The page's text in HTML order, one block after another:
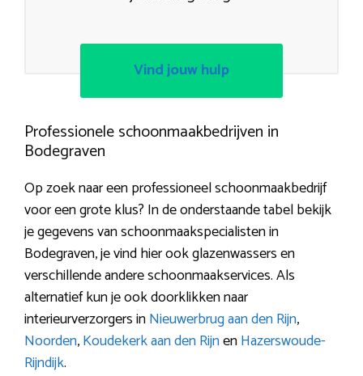
Vind jouw hulp
Professionele schoonmaakbedrijven in
Bodegraven
Op zoek naar een professioneel schoonmaakbedrijf
voor een grote klus? In de onderstaande tabel bekijk
je gegevens van schoonmaakspecialisten in
Bodegraven, je vind hier ook glazenwassers en
verschillende andere schoonmaakservices. Als
alternatief kun je ook doorklikken naar
interieurverzorgers inNieuwerbrug aan den Rijn,
Noorden,Koudekerk aan den RijnenHazerswoude-
Rijndijk.